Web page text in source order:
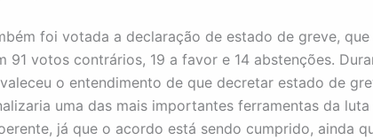
foi votada a declaração de estado de greve,
91 votos contrários, 19 a favor e 14 abstenções.
o entendimento de que decretar estado de
uma das mais importantes ferramentas da
já que o acordo está sendo cumprido, ainda